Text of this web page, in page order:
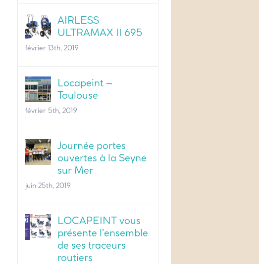
AIRLESS
ULTRAMAX II 695
février 13th, 2019
Locapeint –
Toulouse
février 5th, 2019
Journée portes
ouvertes à la Seyne
sur Mer
juin 25th, 2019
LOCAPEINT vous
présente l’ensemble
de ses traceurs
routiers